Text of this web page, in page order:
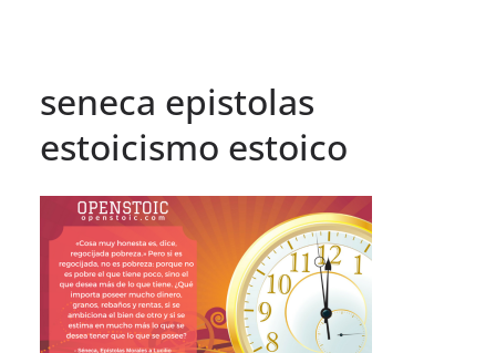
seneca epistolas
estoicismo estoico